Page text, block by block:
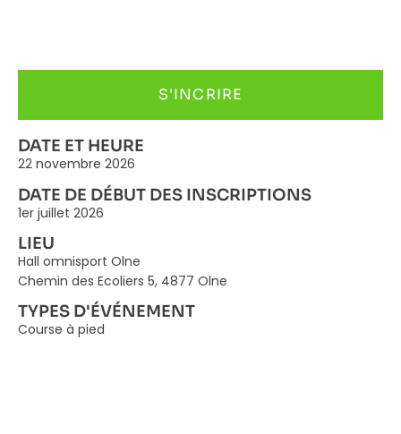
S'INCRIRE
DATE ET HEURE
22 novembre 2026
DATE DE DÉBUT DES INSCRIPTIONS
1er juillet 2026
LIEU
Hall omnisport Olne
Chemin des Ecoliers 5, 4877 Olne
TYPES D'ÉVÉNEMENT
Course à pied